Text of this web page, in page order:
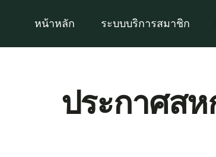
หน้าหลัก ระบบบริการสมาชิก
ประกาศสห